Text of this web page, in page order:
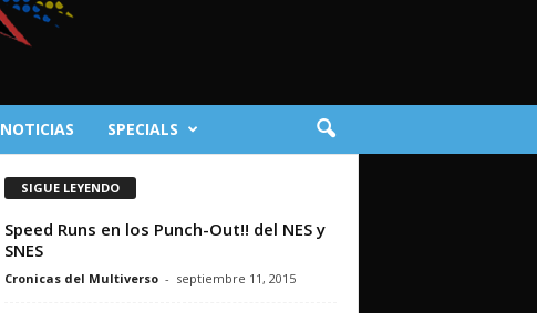
NOTICIAS SPECIALS
SIGUE LEYENDO
Speed Runs en los Punch-Out!! del NES y
SNES
Cronicas del Multiverso - septiembre 11, 2015